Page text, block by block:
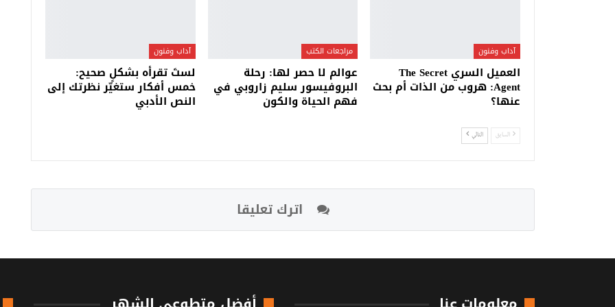
آداب وفنون
العميل السري The Secret
Agent: هروب من الذات أم بحث
عنها؟
مراجعات الكتب
عوالم لا حصر لها: رحلة
البروفيسور سليم زاروبي في
فهم الحياة والكون
آداب وفنون
لستَ تقرأه بشكلٍ صحيح:
خمس أفكار ستغيّر نظرتك إلى
النص الأدبي
السابق التالي
اترك تعليقا